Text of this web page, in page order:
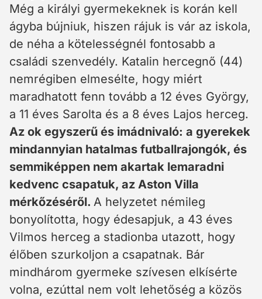
Még a királyi gyermekeknek is korán kell
ágyba bújniuk, hiszen rájuk is vár az iskola,
de néha a kötelességnél fontosabb a
családi szenvedély. Katalin hercegnő (44)
nemrégiben elmesélte, hogy miért
maradhatott fenn tovább a 12 éves György,
a 11 éves Sarolta és a 8 éves Lajos herceg.
Az ok egyszerű és imádnivaló: a gyerekek
mindannyian hatalmas futballrajongók, és
semmiképpen nem akartak lemaradni
kedvenc csapatuk, az Aston Villa
mérkőzéséről. A helyzetet némileg
bonyolította, hogy édesapjuk, a 43 éves
Vilmos herceg a stadionba utazott, hogy
élőben szurkoljon a csapatnak. Bár
mindhárom gyermeke szívesen elkísérte
volna, ezúttal nem volt lehetőség a közös